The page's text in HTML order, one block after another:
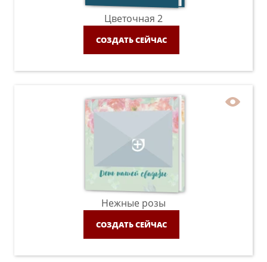
Цветочная 2
СОЗДАТЬ СЕЙЧАС
Нежные розы
СОЗДАТЬ СЕЙЧАС